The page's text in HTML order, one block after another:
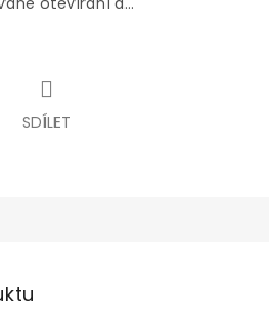
SDÍLET